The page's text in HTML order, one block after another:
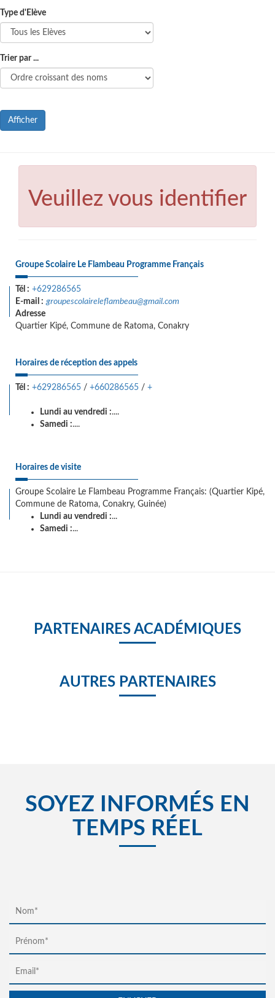
Type d'Elève
Trier par ...
Afficher
Veuillez vous identifier
Groupe Scolaire Le Flambeau Programme Français
Tél : +629286565
E-mail : groupescolaireleflambeau@gmail.com
Adresse
Quartier Kipé, Commune de Ratoma, Conakry
Horaires de réception des appels
Tél : +629286565 / +660286565 / +
Lundi au vendredi :....
Samedi :....
Horaires de visite
Groupe Scolaire Le Flambeau Programme Français: (Quartier Kipé,
Commune de Ratoma, Conakry, Guinée)
Lundi au vendredi :...
Samedi :...
PARTENAIRES ACADÉMIQUES
AUTRES PARTENAIRES
SOYEZ INFORMÉS EN
TEMPS RÉEL